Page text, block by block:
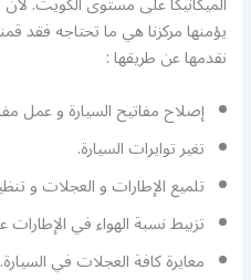
يؤمنها مركزنا هي ما تحتاجه فقد
نقدمها عن طريقها :
إصلاح مفاتيح السيارة و عمل
تغير توايرات السيارة.
تلميع الإطارات و العجلات و
تزبيط نسبة الهواء في الإطارات
معايرة كافة العجلات في السيارة.